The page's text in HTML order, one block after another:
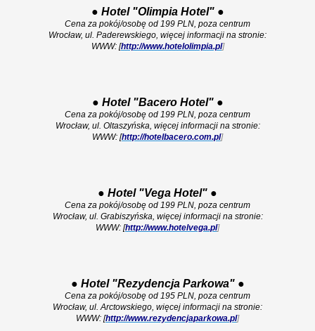
● Hotel "Olimpia Hotel" ●
Cena za pokój/osobę od 199 PLN, poza centrum
Wrocław, ul. Paderewskiego, więcej informacji na stronie:
WWW: [http://www.hotelolimpia.pl]
● Hotel "Bacero Hotel" ●
Cena za pokój/osobę od 199 PLN, poza centrum
Wrocław, ul. Oltaszyńska, więcej informacji na stronie:
WWW: [http://hotelbacero.com.pl]
● Hotel "Vega Hotel" ●
Cena za pokój/osobę od 199 PLN, poza centrum
Wrocław, ul. Grabiszyńska, więcej informacji na stronie:
WWW: [http://www.hotelvega.pl]
● Hotel "Rezydencja Parkowa" ●
Cena za pokój/osobę od 195 PLN, poza centrum
Wrocław, ul. Arctowskiego, więcej informacji na stronie:
WWW: [http://www.rezydencjaparkowa.pl]